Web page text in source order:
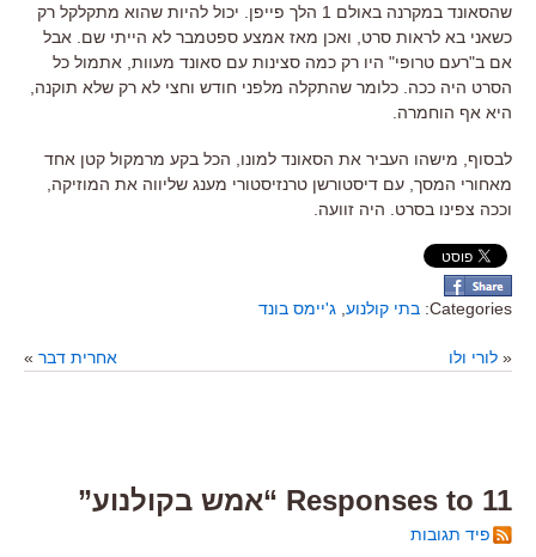
שהסאונד במקרנה באולם 1 הלך פייפן. יכול להיות שהוא מתקלקל רק
כשאני בא לראות סרט, ואכן מאז אמצע ספטמבר לא הייתי שם. אבל
אם ב"רעם טרופי" היו רק כמה סצינות עם סאונד מעוות, אתמול כל
הסרט היה ככה. כלומר שהתקלה מלפני חודש וחצי לא רק שלא תוקנה,
היא אף הוחמרה.
לבסוף, מישהו העביר את הסאונד למונו, הכל בקע מרמקול קטן אחד
מאחורי המסך, עם דיסטורשן טרנזיסטורי מענג שליווה את המוזיקה,
וככה צפינו בסרט. היה זוועה.
Categories: בתי קולנוע ג'יימס בונד
« לורי ולו אחרית דבר »
11 Responses to “אמש בקולנוע”
פיד תגובות